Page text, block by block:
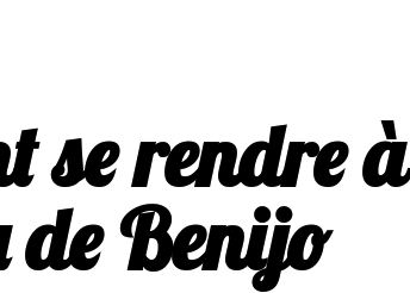
se rendre à
Benijo